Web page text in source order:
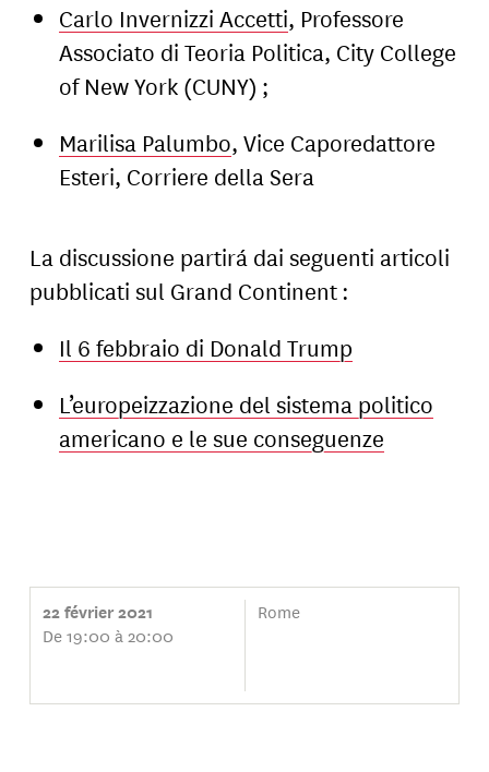
Carlo Invernizzi Accetti, Professore
Associato di Teoria Politica, City College
of New York (CUNY) ;
Marilisa Palumbo, Vice Caporedattore
Esteri, Corriere della Sera
La discussione partirá dai seguenti articoli
pubblicati sul Grand Continent :
Il 6 febbraio di Donald Trump
L’europeizzazione del sistema politico
americano e le sue conseguenze
22 février 2021
De 19:00 à 20:00
Rome